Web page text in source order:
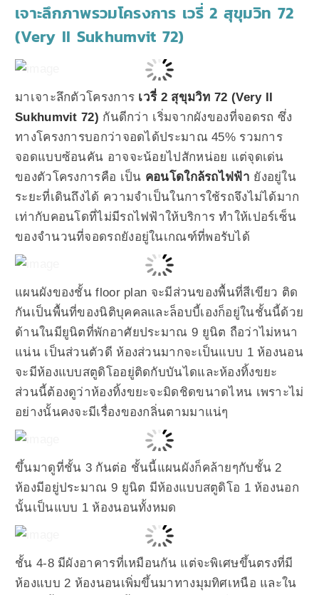
เจาะลึกภาพรวมโครงการ เวรี่ 2 สุขุมวิท 72
(Very II Sukhumvit 72)
มาเจาะลึกตัวโครงการ เวรี่ 2 สุขุมวิท 72 (Very II
Sukhumvit 72) กันดีกว่า เริ่มจากผังของที่จอดรถ ซึ่ง
ทางโครงการบอกว่าจอดได้ประมาณ 45% รวมการ
จอดแบบซ้อนคัน อาจจะน้อยไปสักหน่อย แต่จุดเด่น
ของตัวโครงการคือ เป็น คอนโดใกล้รถไฟฟ้า ยังอยู่ใน
ระยะที่เดินถึงได้ ความจำเป็นในการใช้รถจึงไม่ได้มาก
เท่ากับคอนโดที่ไม่มีรถไฟฟ้าให้บริการ ทำให้เปอร์เซ็น
ของจำนวนที่จอดรถยังอยู่ในเกณฑ์ที่พอรับได้
แผนผังของชั้น floor plan จะมีส่วนของพื้นที่สีเขียว ติด
กันเป็นพื้นที่ของนิติบุคคลและล็อบบี้เองก็อยู่ในชั้นนี้ด้วย
ด้านในมียูนิตที่พักอาศัยประมาณ 9 ยูนิต ถือว่าไม่หนา
แน่น เป็นส่วนตัวดี ห้องส่วนมากจะเป็นแบบ 1 ห้องนอน
จะมีห้องแบบสตูดิโออยู่ติดกับบันไดและห้องทิ้งขยะ
ส่วนนี้ต้องดูว่าห้องทิ้งขยะจะมิดชิดขนาดไหน เพราะไม่
อย่างนั้นคงจะมีเรื่องของกลิ่นตามมาแน่ๆ
ขึ้นมาดูที่ชั้น 3 กันต่อ ชั้นนี้แผนผังก็คล้ายๆกับชั้น 2
ห้องมีอยู่ประมาณ 9 ยูนิต มีห้องแบบสตูดิโอ 1 ห้องนอก
นั้นเป็นแบบ 1 ห้องนอนทั้งหมด
ชั้น 4-8 มีผังอาคารที่เหมือนกัน แต่จะพิเศษขึ้นตรงที่มี
ห้องแบบ 2 ห้องนอนเพิ่มขึ้นมาทางมุมทิศเหนือ และใน